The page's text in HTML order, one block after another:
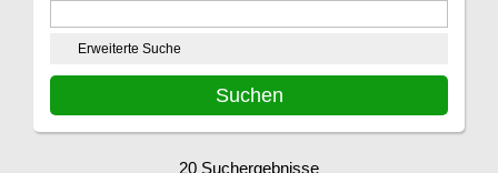
Erweiterte Suche
20 Suchergebnisse